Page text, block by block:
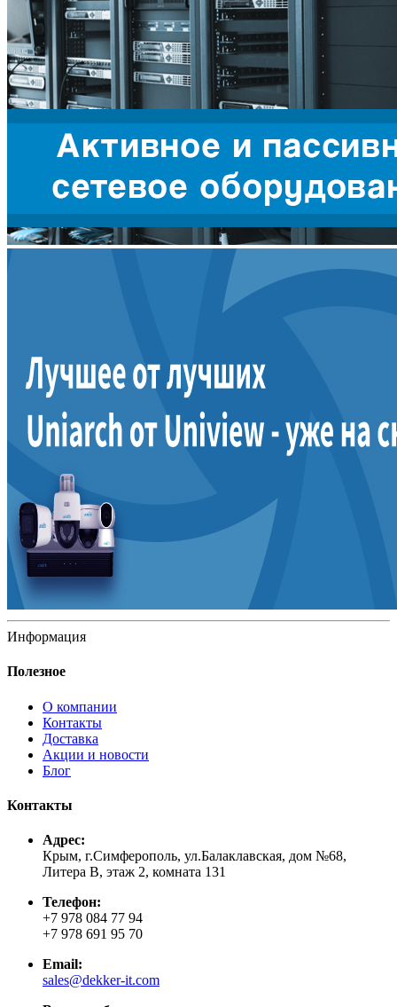
Информация
Полезное
О компании
Контакты
Доставка
Акции и новости
Блог
Контакты
Адрес:
Крым, г.Симферополь, ул.Балаклавская, дом №68,
Литера В, этаж 2, комната 131
Телефон:
+7 978 084 77 94
+7 978 691 95 70
Email:
sales@dekker-it.com